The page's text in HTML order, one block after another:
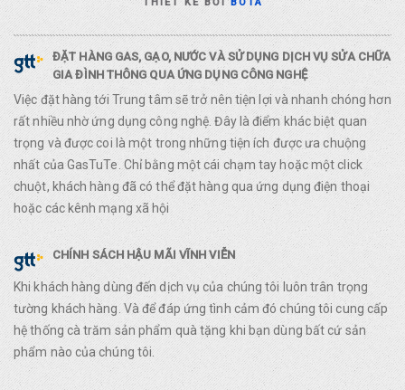
ĐẶT HÀNG GAS, GẠO, NƯỚC VÀ SỬ DỤNG DỊCH VỤ SỬA CHỮA
GIA ĐÌNH THÔNG QUA ỨNG DỤNG CÔNG NGHỆ
Việc đặt hàng tới Trung tâm sẽ trở nên tiện lợi và nhanh chóng hơn
rất nhiều nhờ ứng dụng công nghệ. Đây là điểm khác biệt quan
trọng và được coi là một trong những tiện ích được ưa chuộng
nhất của GasTuTe. Chỉ bằng một cái chạm tay hoặc một click
chuột, khách hàng đã có thể đặt hàng qua ứng dụng điện thoại
hoặc các kênh mạng xã hội
CHÍNH SÁCH HẬU MÃI VĨNH VIỄN
Khi khách hàng dùng đến dịch vụ của chúng tôi luôn trân trọng
tường khách hàng. Và để đáp ứng tình cảm đó chúng tôi cung cấp
hệ thống cà trăm sản phẩm quà tặng khi bạn dùng bất cứ sản
phẩm nào của chúng tôi.